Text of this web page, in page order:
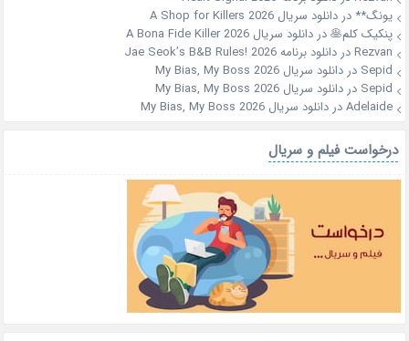
یونگ** دردانلود سریال A Shop for Killers 2026
پنکیک کلم🥞دردانلود سریال A Bona Fide Killer 2026
Rezvanدردانلود برنامه Jae Seok’s B&B Rules! 2026
Sepid دردانلود سریال My Bias, My Boss 2026
Sepid دردانلود سریال My Bias, My Boss 2026
Adelaideدردانلود سریال My Bias, My Boss 2026
درخواست فیلم و سریال